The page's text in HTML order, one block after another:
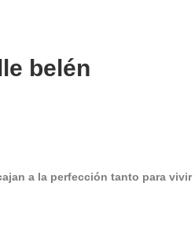
belén
a la perfección tanto para